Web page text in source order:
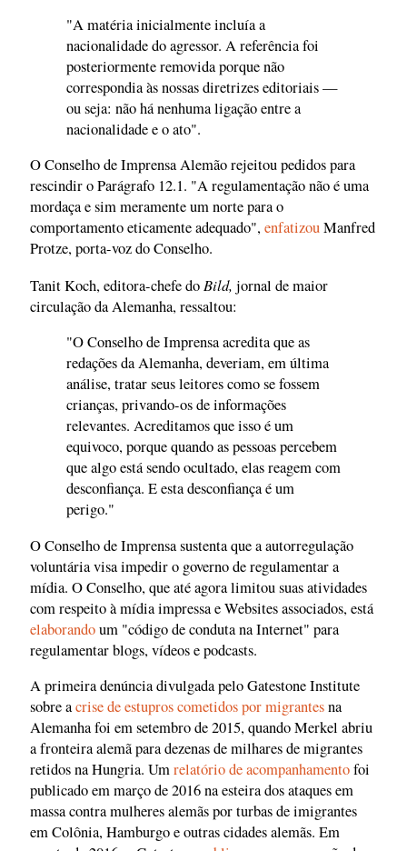
"A matéria inicialmente incluía a
nacionalidade do agressor. A referência foi
posteriormente removida porque não
correspondia às nossas diretrizes editoriais —
ou seja: não há nenhuma ligação entre a
nacionalidade e o ato".
O Conselho de Imprensa Alemão rejeitou pedidos para
rescindir o Parágrafo 12.1. "A regulamentação não é uma
mordaça e sim meramente um norte para o
comportamento eticamente adequado",enfatizouManfred
Protze, porta-voz do Conselho.
Tanit Koch, editora-chefe do Bild, jornal de maior
circulação da Alemanha, ressaltou:
"O Conselho de Imprensa acredita que as
redações da Alemanha, deveriam, em última
análise, tratar seus leitores como se fossem
crianças, privando-os de informações
relevantes. Acreditamos que isso é um
equivoco, porque quando as pessoas percebem
que algo está sendo ocultado, elas reagem com
desconfiança. E esta desconfiança é um
perigo."
O Conselho de Imprensa sustenta que a autorregulação
voluntária visa impedir o governo de regulamentar a
mídia. O Conselho, que até agora limitou suas atividades
com respeito à mídia impressa e Websites associados, está
elaborandoum "código de conduta na Internet" para
regulamentar blogs, vídeos e podcasts.
A primeira denúncia divulgada pelo Gatestone Institute
sobre acrise de estupros cometidos por migrantesna
Alemanha foi em setembro de 2015, quando Merkel abriu
a fronteira alemã para dezenas de milhares de migrantes
retidos na Hungria. Umrelatório de acompanhamentofoi
publicado em março de 2016 na esteira dos ataques em
massa contra mulheres alemãs por turbas de imigrantes
em Colônia, Hamburgo e outras cidades alemãs. Em